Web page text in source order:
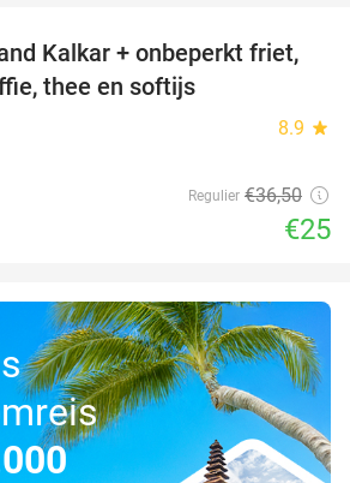
32%
Kalkar + onbeperkt friet,
thee en softijs
8.9 star
Regulier €36,50
€25